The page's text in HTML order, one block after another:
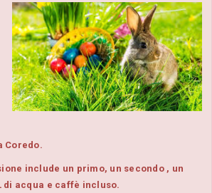
Coredo.
include un primo, un secondo , un
di acqua e caffè incluso.